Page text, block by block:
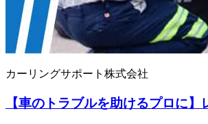
カーリングサポート株式会社
【車のトラブルを助けるプロに